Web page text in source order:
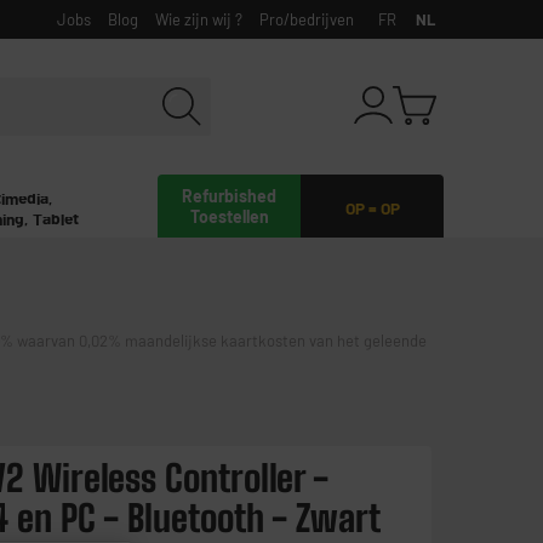
Jobs Blog Wie zijn wij ? Pro/bedrijven FR NL
OP = OP
Refurbished
Toestellen
Tablet
waarvan 0,02% maandelijkse kaartkosten van het geleende
Wireless Controller -
en PC - Bluetooth - Zwart